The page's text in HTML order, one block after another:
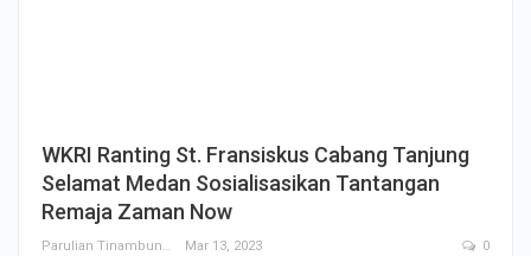
WKRI Ranting St. Fransiskus Cabang Tanjung
Selamat Medan Sosialisasikan Tantangan
Remaja Zaman Now
Parulian Tinambunan Mar 13, 2023 0